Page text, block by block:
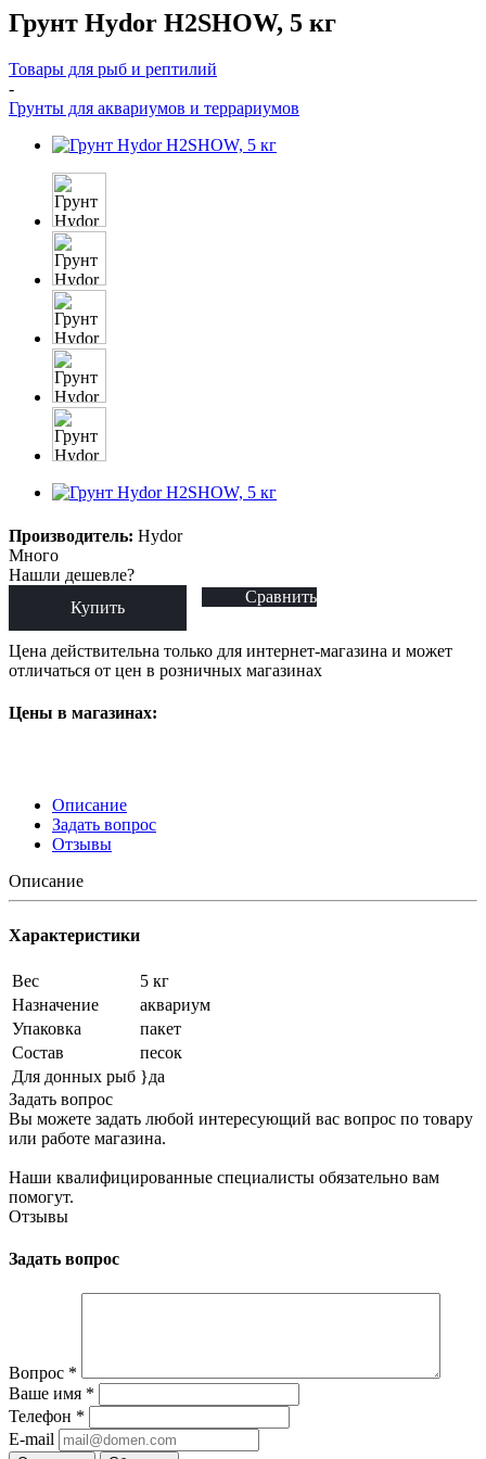
Грунт Hydor H2SHOW, 5 кг
Товары для рыб и рептилий
-
Грунты для аквариумов и террариумов
Производитель: Hydor
Много
Нашли дешевле?
Купить
Сравнить
Цена действительна только для интернет-магазина и может
отличаться от цен в розничных магазинах
Цены в магазинах:
Описание
Задать вопрос
Отзывы
Описание
Характеристики
Вес
5 кг
Назначение
аквариум
Упаковка
пакет
Состав
песок
Для донных рыб }да
Задать вопрос
Вы можете задать любой интересующий вас вопрос по товару
или работе магазина.
Наши квалифицированные специалисты обязательно вам
помогут.
Отзывы
Задать вопрос
Вопрос *
Ваше имя *
Телефон *
E-mail